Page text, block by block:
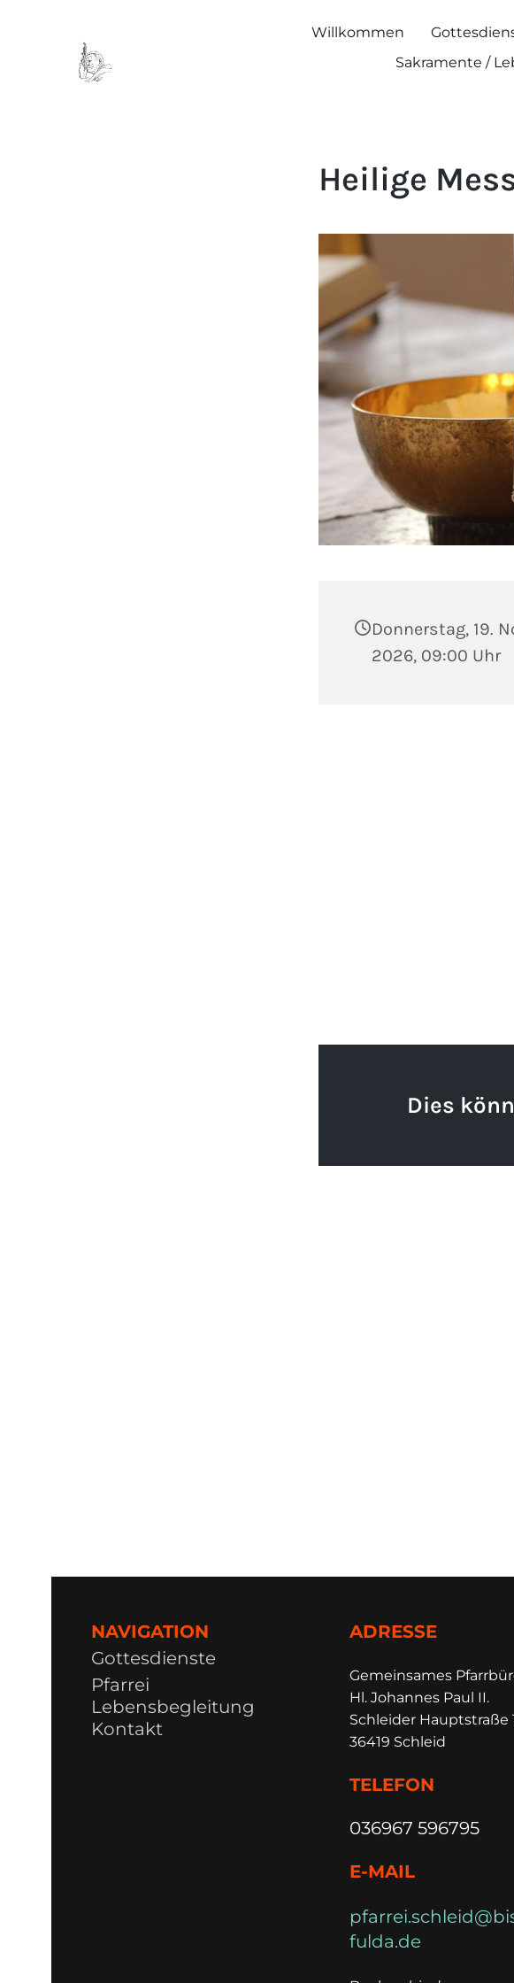
Willkommen
Sakramente /
Heilige
Donnerstag, 19.
2026, 09:00 Uhr
Dies
NAVIGATION
Gottesdienste
Pfarrei
Lebensbegleitung
Kontakt
ADRESSE
Gemeinsames
Hl. Johannes Paul II.
Schleider Hauptstraße
36419 Schleid
TELEFON
036967 596795
E-MAIL
fulda.de